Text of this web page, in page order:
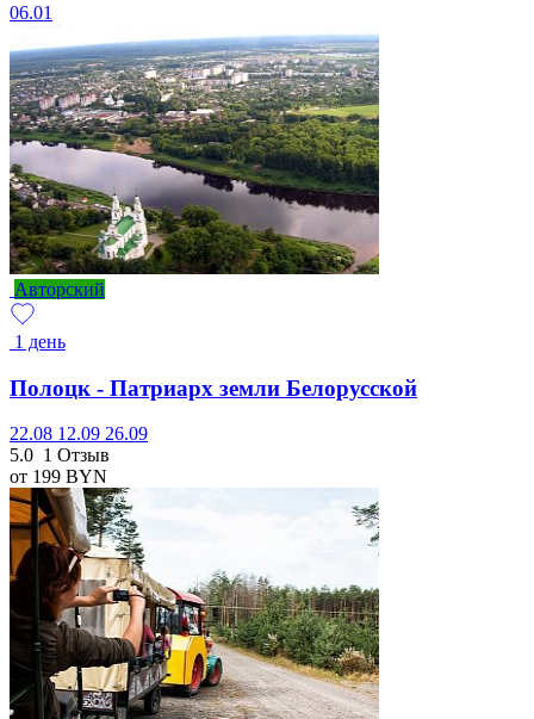
06.01
Авторский
1 день
Полоцк - Патриарх земли Белорусской
22.08 12.09 26.09
5.0 1 Отзыв
от 199 BYN